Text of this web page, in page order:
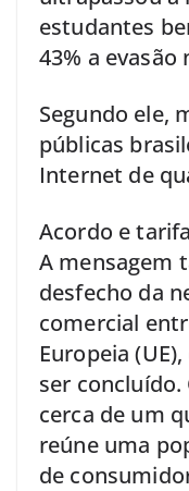
estudantes
43% a
Segundo ele,
públicas
Internet de
Acordo e
A mensagem
desfecho da
comercial
Europeia
ser
cerca de um
reúne uma
de